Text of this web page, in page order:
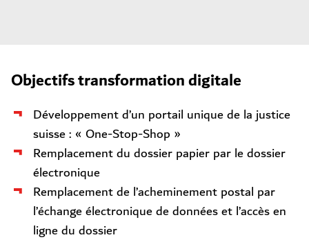
Objectifs transformation digitale
Développement d’un portail unique de la justice
suisse : « One-Stop-Shop »
Remplacement du dossier papier par le dossier
électronique
Remplacement de l’acheminement postal par
l’échange électronique de données et l’accès en
ligne du dossier